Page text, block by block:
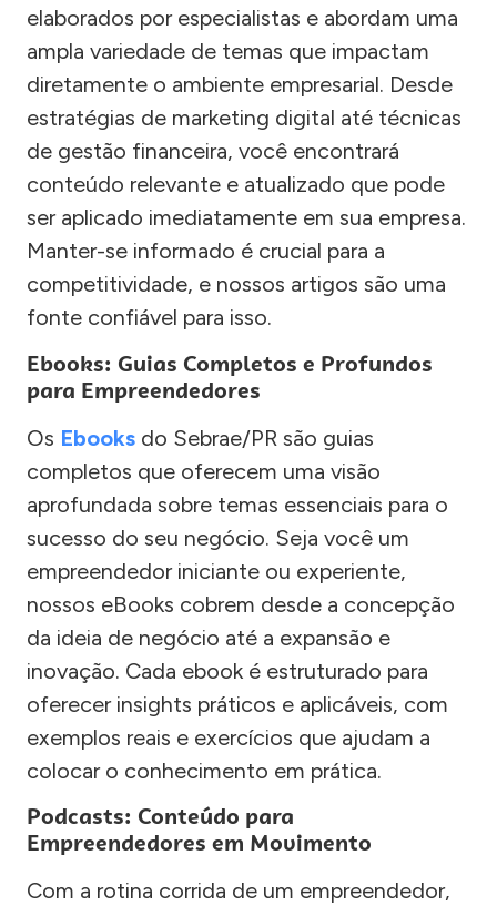
elaborados por especialistas e abordam uma
ampla variedade de temas que impactam
diretamente o ambiente empresarial. Desde
estratégias de marketing digital até técnicas
de gestão financeira, você encontrará
conteúdo relevante e atualizado que pode
ser aplicado imediatamente em sua empresa.
Manter-se informado é crucial para a
competitividade, e nossos artigos são uma
fonte confiável para isso.
Ebooks: Guias Completos e Profundos
para Empreendedores
Os Ebooks do Sebrae/PR são guias
completos que oferecem uma visão
aprofundada sobre temas essenciais para o
sucesso do seu negócio. Seja você um
empreendedor iniciante ou experiente,
nossos eBooks cobrem desde a concepção
da ideia de negócio até a expansão e
inovação. Cada ebook é estruturado para
oferecer insights práticos e aplicáveis, com
exemplos reais e exercícios que ajudam a
colocar o conhecimento em prática.
Podcasts: Conteúdo para
Empreendedores em Movimento
Com a rotina corrida de um empreendedor,